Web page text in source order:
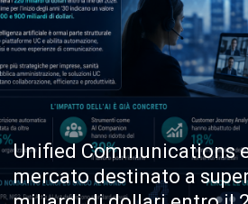
Unified Communications
mercato destinato a